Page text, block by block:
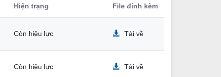
Hiện trạng File đính kèm
Còn hiệu lực Tải về
Còn hiệu lực Tải về